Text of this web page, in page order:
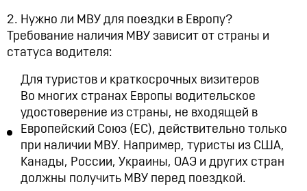
2. Нужно ли МВУ для поездки в Европу?
Требование наличия МВУ зависит от страны и
статуса водителя:
Для туристов и краткосрочных визитеров
Во многих странах Европы водительское
удостоверение из страны, не входящей в
Европейский Союз (ЕС), действительно только
при наличии МВУ. Например, туристы из США,
Канады, России, Украины, ОАЭ и других стран
должны получить МВУ перед поездкой.